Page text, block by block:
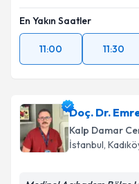
En Yakın Saatler
11:00 11:30
Doç. Dr.
Kalp Damar
İstanbul,